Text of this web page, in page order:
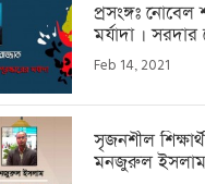
প্রসংঙ্গঃ নোবেল
মর্যাদা ।
Feb 14, 2021
সৃজনশীল
মনজুরুল